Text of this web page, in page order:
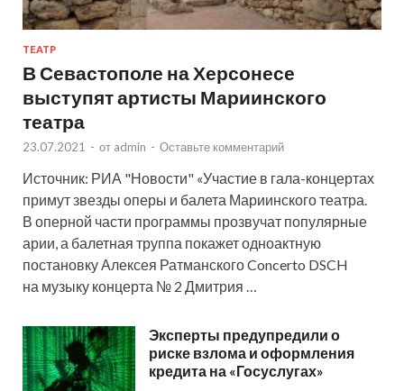
ТЕАТР
В Севастополе на Херсонесе
выступят артисты Мариинского
театра
23.07.2021 - от admin - Оставьте комментарий
Источник: РИА "Новости" «Участие в гала-концертах
примут звезды оперы и балета Мариинского театра.
В оперной части программы прозвучат популярные
арии, а балетная труппа покажет одноактную
постановку Алексея Ратманского Concerto DSCH
на музыку концерта № 2 Дмитрия …
Эксперты предупредили о
риске взлома и оформления
кредита на «Госуслугах»